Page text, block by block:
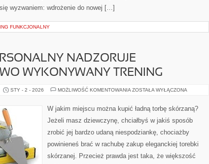
wyzwaniem: wdrożenie do nowej […]
FUNKCJONALNY
NADZORUJE
WYKONYWANY TRENING
STY - 2 - 2026 MOŻLIWOŚĆ KOMENTOWANIA TRENER
PRAWIDŁOWO
WYKONYWANY
ZOSTAŁA WYŁĄCZONA
W jakim miejscu można kupić ładną torbę skórzaną?
Jeżeli masz dziewczynę, chciałbyś w jakiś sposób
zrobić jej bardzo udaną niespodziankę, chociażby
powinieneś brać w rachubę zakup eleganckiej torebki
skórzanej. Przecież prawda jest taka, że większość